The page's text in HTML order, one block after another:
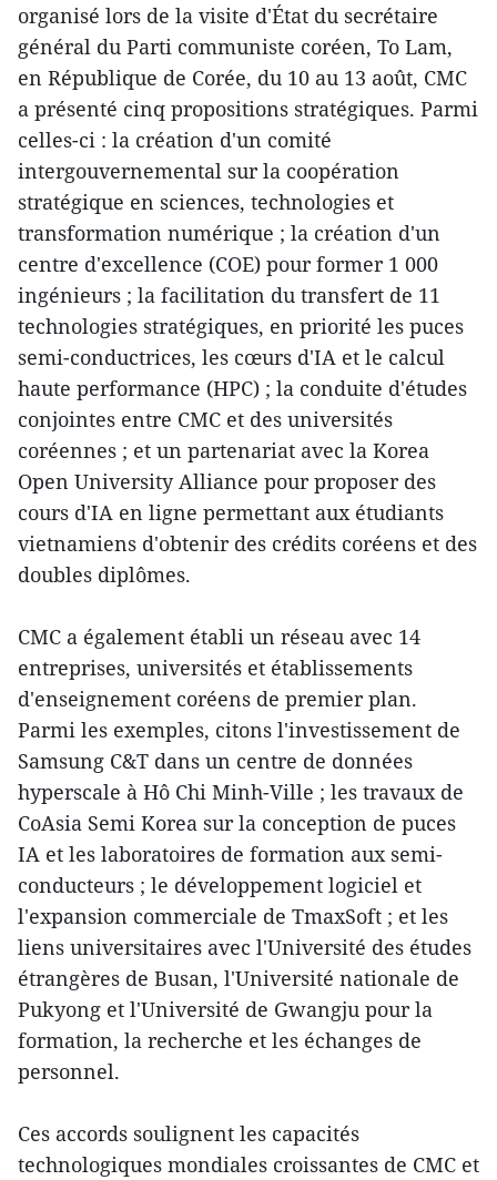
organisé lors de la visite d'État du secrétaire
général du Parti communiste coréen, To Lam,
en République de Corée, du 10 au 13 août, CMC
a présenté cinq propositions stratégiques. Parmi
celles-ci : la création d'un comité
intergouvernemental sur la coopération
stratégique en sciences, technologies et
transformation numérique ; la création d'un
centre d'excellence (COE) pour former 1 000
ingénieurs ; la facilitation du transfert de 11
technologies stratégiques, en priorité les puces
semi-conductrices, les cœurs d'IA et le calcul
haute performance (HPC) ; la conduite d'études
conjointes entre CMC et des universités
coréennes ; et un partenariat avec la Korea
Open University Alliance pour proposer des
cours d'IA en ligne permettant aux étudiants
vietnamiens d'obtenir des crédits coréens et des
doubles diplômes.
CMC a également établi un réseau avec 14
entreprises, universités et établissements
d'enseignement coréens de premier plan.
Parmi les exemples, citons l'investissement de
Samsung C&T dans un centre de données
hyperscale à Hô Chi Minh-Ville ; les travaux de
CoAsia Semi Korea sur la conception de puces
IA et les laboratoires de formation aux semi-
conducteurs ; le développement logiciel et
l'expansion commerciale de TmaxSoft ; et les
liens universitaires avec l'Université des études
étrangères de Busan, l'Université nationale de
Pukyong et l'Université de Gwangju pour la
formation, la recherche et les échanges de
personnel.
Ces accords soulignent les capacités
technologiques mondiales croissantes de CMC et